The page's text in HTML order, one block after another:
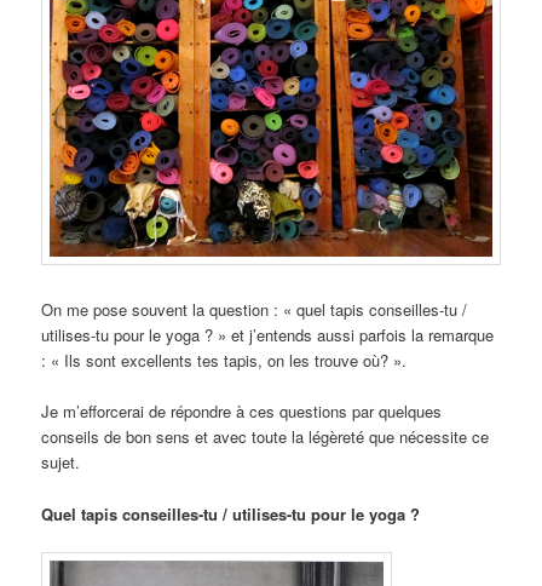
On me pose souvent la question : « quel tapis conseilles-tu /
utilises-tu pour le yoga ? » et j’entends aussi parfois la remarque
: « Ils sont excellents tes tapis, on les trouve où? ».
Je m’efforcerai de répondre à ces questions par quelques
conseils de bon sens et avec toute la légèreté que nécessite ce
sujet.
Quel tapis conseilles-tu / utilises-tu pour le yoga ?